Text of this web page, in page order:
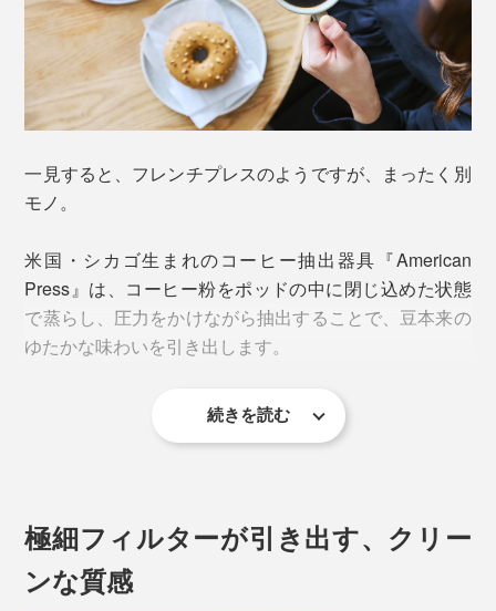
一見すると、フレンチプレスのようですが、まったく別
モノ。
米国・シカゴ生まれのコーヒー抽出器具『American
Press』は、コーヒー粉をポッドの中に閉じ込めた状態
で蒸らし、圧力をかけながら抽出することで、豆本来の
ゆたかな味わいを引き出します。
続きを読む
極細フィルターが引き出す、クリー
ンな質感